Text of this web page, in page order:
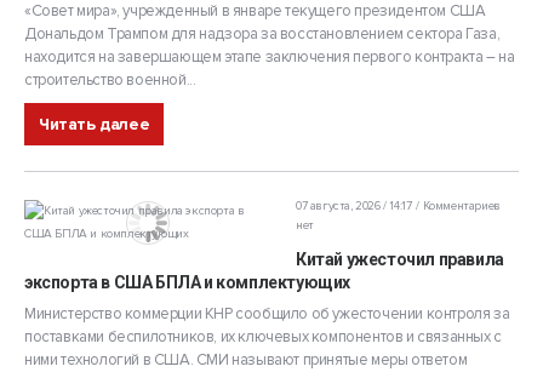
«Совет мира», учрежденный в январе текущего президентом США
Дональдом Трампом для надзора за восстановлением сектора Газа,
находится на завершающем этапе заключения первого контракта – на
строительство военной...
Читать далее
07 августа, 2026 / 14:17
Комментариев
нет
Китай ужесточил правила
экспорта в США БПЛА и комплектующих
Министерство коммерции КНР сообщило об ужесточении контроля за
поставками беспилотников, их ключевых компонентов и связанных с
ними технологий в США. СМИ называют принятые меры ответом